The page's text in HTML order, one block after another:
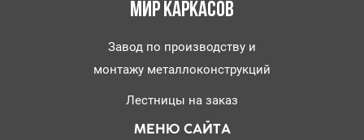
МИР КАРКАСОВ
Завод по производству и
монтажу металлоконструкций
Лестницы на заказ
МЕНЮ САЙТА